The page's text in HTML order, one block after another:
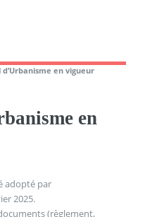
d’Urbanisme en vigueur
en
adopté par
2025.
(règlement,